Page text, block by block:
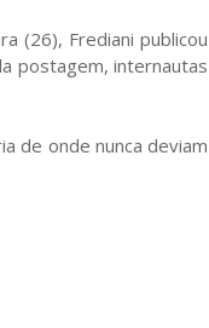
(26), Frediani publicou
postagem, internautas
de onde nunca deviam